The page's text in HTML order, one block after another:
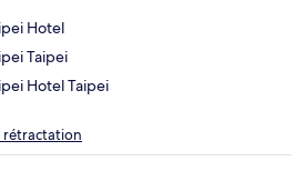
Hotel
Taipei
Hotel Taipei
rétractation